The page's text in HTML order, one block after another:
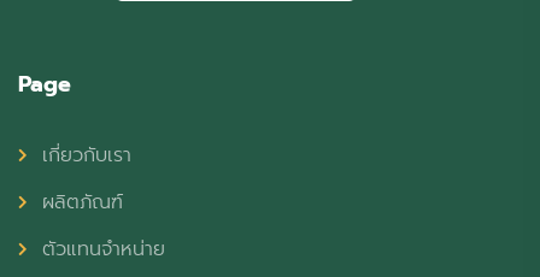
Page
เกี่ยวกับเรา
ผลิตภัณฑ์
ตัวแทนจำหน่าย